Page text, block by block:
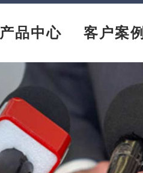
产品中心 客户案例